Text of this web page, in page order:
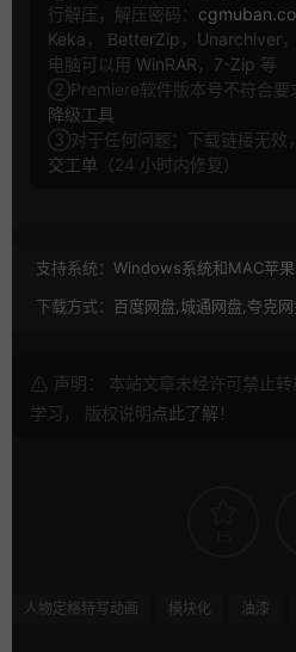
行解压，解压密码：
Keka ， BetterZip ， Unarchiver，
电脑可以用 WinRAR ， 7-Zip 等
②Premiere软件版本号不符合要
降级工具
③对于任何问题：下载链接无效
交工单 （24 小时内修复）
支持系统： Windows系统和MAC苹
下载方式： 百度网盘,城通网盘,夸克
声明： 本站文章未经许可禁止
学习， 版权说明点此了解 ！
人物定格特写动画 模块化 油漆